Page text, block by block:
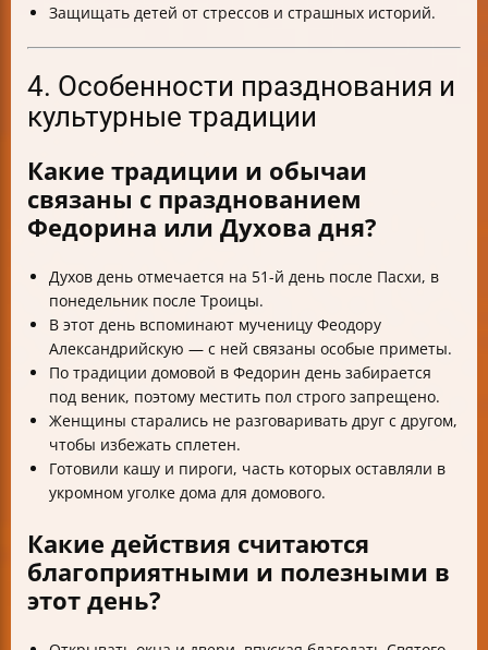
Защищать детей от стрессов и страшных историй.
4. Особенности празднования и
культурные традиции
Какие традиции и обычаи
связаны с празднованием
Федорина или Духова дня?
Духов день отмечается на 51-й день после Пасхи, в
понедельник после Троицы.
В этот день вспоминают мученицу Феодору
Александрийскую — с ней связаны особые приметы.
По традиции домовой в Федорин день забирается
под веник, поэтому местить пол строго запрещено.
Женщины старались не разговаривать друг с другом,
чтобы избежать сплетен.
Готовили кашу и пироги, часть которых оставляли в
укромном уголке дома для домового.
Какие действия считаются
благоприятными и полезными в
этот день?